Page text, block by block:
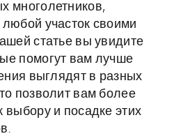
многолетников,
участок своими
статье вы увидите
помогут вам лучше
выглядят в разных
позволит вам более
выбору и посадке этих